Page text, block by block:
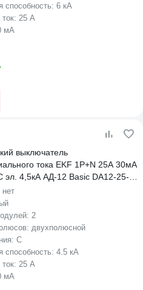
6 кА
25 А
мА
выключатель
тока EKF 1P+N 25А 30мА
эл. 4,5кА АД-12 Basic DA12-25-
нет
2
двухполюсной
C
4.5 кА
25 А
мА